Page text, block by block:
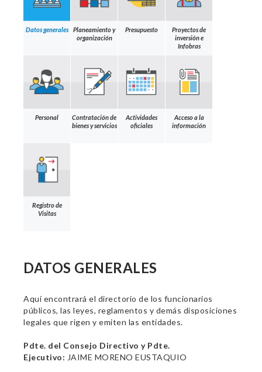
Datos generales
Planeamiento y
organización
Presupuesto
Proyectos de
inversión e
Infobras
Personal
Contratación de
bienes y servicios
Actividades
oficiales
Acceso a la
información
Registro de
Visitas
DATOS GENERALES
Aquí encontrará el directorio de los funcionarios
públicos, las leyes, reglamentos y demás disposiciones
legales que rigen y emiten las entidades.
Pdte. del Consejo Directivo y Pdte.
Ejecutivo: JAIME MORENO EUSTAQUIO